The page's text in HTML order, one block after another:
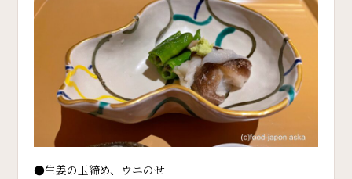
●生姜の玉締め、ウニのせ